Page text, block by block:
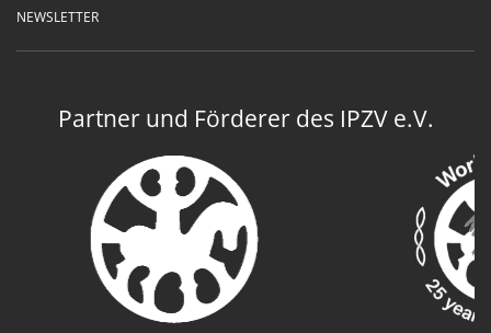
NEWSLETTER
Partner und Förderer des IPZV e.V.